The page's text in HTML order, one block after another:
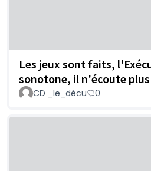
Les jeux sont faits,
sonotone, il n'écoute
CD _le_décu 0